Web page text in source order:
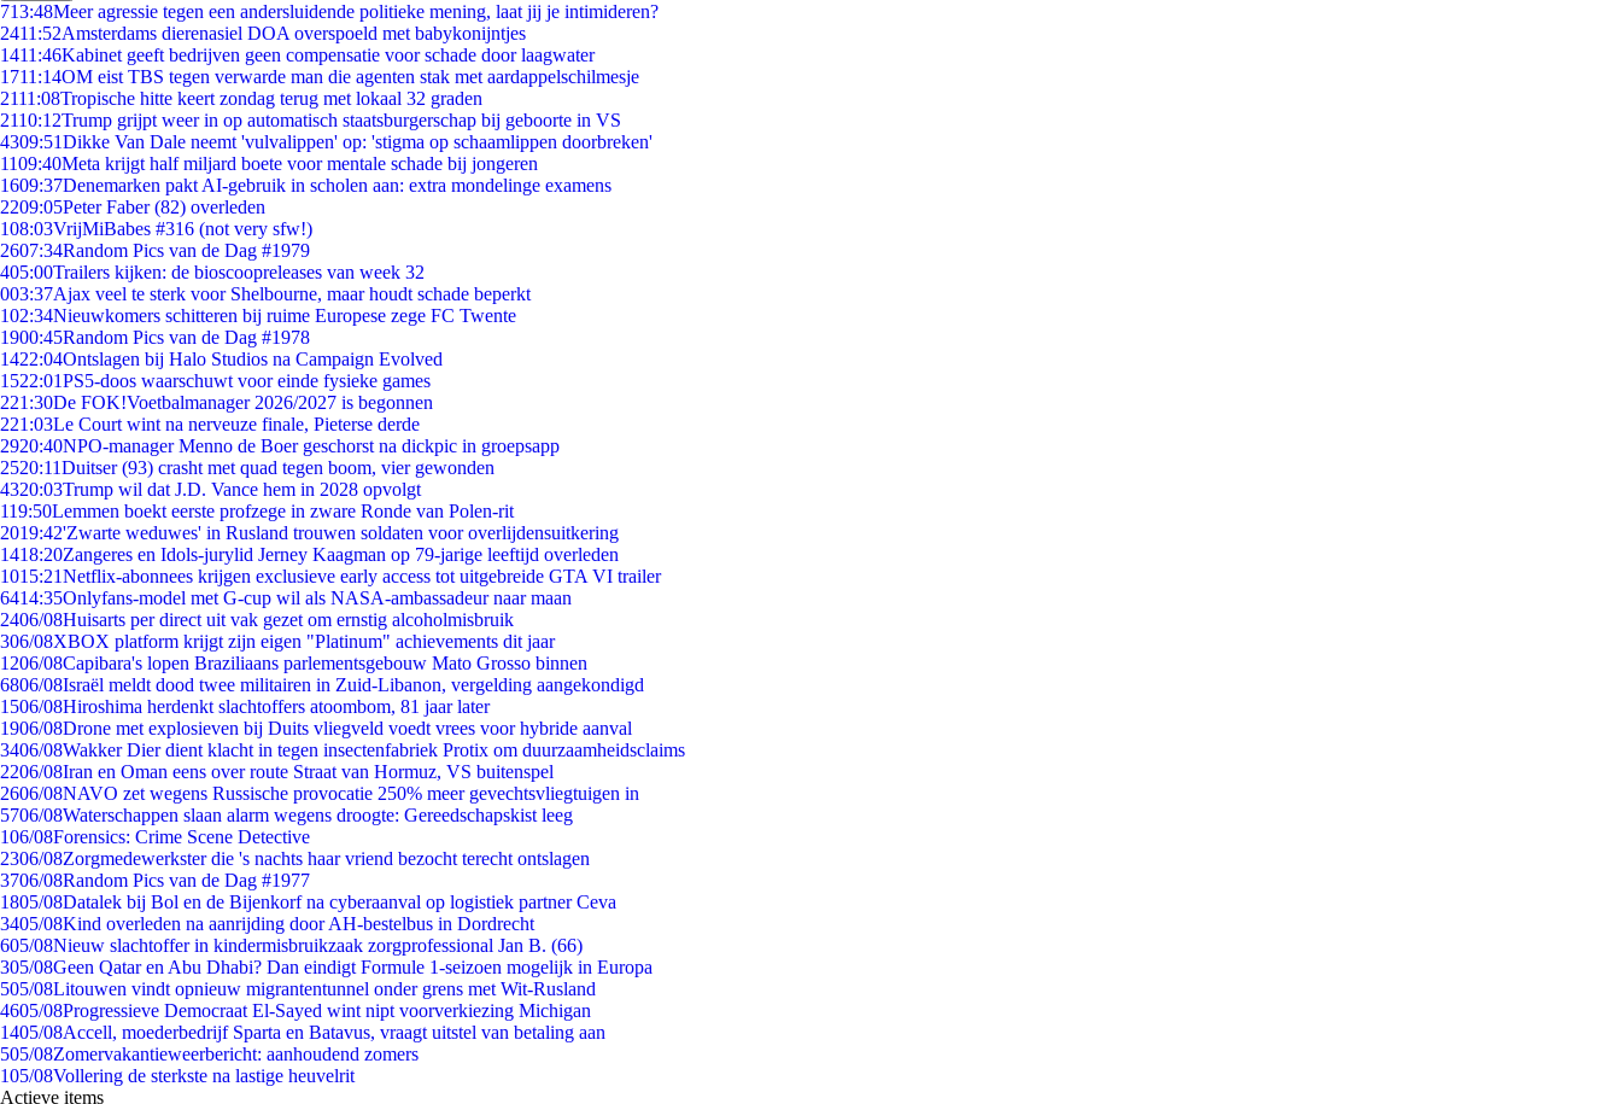
713:48Meer agressie tegen een andersluidende politieke mening, laat jij je intimideren?
2411:52Amsterdams dierenasiel DOA overspoeld met babykonijntjes
1411:46Kabinet geeft bedrijven geen compensatie voor schade door laagwater
1711:14OM eist TBS tegen verwarde man die agenten stak met aardappelschilmesje
2111:08Tropische hitte keert zondag terug met lokaal 32 graden
2110:12Trump grijpt weer in op automatisch staatsburgerschap bij geboorte in VS
4309:51Dikke Van Dale neemt 'vulvalippen' op: 'stigma op schaamlippen doorbreken'
1109:40Meta krijgt half miljard boete voor mentale schade bij jongeren
1609:37Denemarken pakt AI-gebruik in scholen aan: extra mondelinge examens
2209:05Peter Faber (82) overleden
108:03VrijMiBabes #316 (not very sfw!)
2607:34Random Pics van de Dag #1979
405:00Trailers kijken: de bioscoopreleases van week 32
003:37Ajax veel te sterk voor Shelbourne, maar houdt schade beperkt
102:34Nieuwkomers schitteren bij ruime Europese zege FC Twente
1900:45Random Pics van de Dag #1978
1422:04Ontslagen bij Halo Studios na Campaign Evolved
1522:01PS5-doos waarschuwt voor einde fysieke games
221:30De FOK!Voetbalmanager 2026/2027 is begonnen
221:03Le Court wint na nerveuze finale, Pieterse derde
2920:40NPO-manager Menno de Boer geschorst na dickpic in groepsapp
2520:11Duitser (93) crasht met quad tegen boom, vier gewonden
4320:03Trump wil dat J.D. Vance hem in 2028 opvolgt
119:50Lemmen boekt eerste profzege in zware Ronde van Polen-rit
2019:42'Zwarte weduwes' in Rusland trouwen soldaten voor overlijdensuitkering
1418:20Zangeres en Idols-jurylid Jerney Kaagman op 79-jarige leeftijd overleden
1015:21Netflix-abonnees krijgen exclusieve early access tot uitgebreide GTA VI trailer
6414:35Onlyfans-model met G-cup wil als NASA-ambassadeur naar maan
2406/08Huisarts per direct uit vak gezet om ernstig alcoholmisbruik
306/08XBOX platform krijgt zijn eigen "Platinum" achievements dit jaar
1206/08Capibara's lopen Braziliaans parlementsgebouw Mato Grosso binnen
6806/08Israël meldt dood twee militairen in Zuid-Libanon, vergelding aangekondigd
1506/08Hiroshima herdenkt slachtoffers atoombom, 81 jaar later
1906/08Drone met explosieven bij Duits vliegveld voedt vrees voor hybride aanval
3406/08Wakker Dier dient klacht in tegen insectenfabriek Protix om duurzaamheidsclaims
2206/08Iran en Oman eens over route Straat van Hormuz, VS buitenspel
2606/08NAVO zet wegens Russische provocatie 250% meer gevechtsvliegtuigen in
5706/08Waterschappen slaan alarm wegens droogte: Gereedschapskist leeg
106/08Forensics: Crime Scene Detective
2306/08Zorgmedewerkster die 's nachts haar vriend bezocht terecht ontslagen
3706/08Random Pics van de Dag #1977
1805/08Datalek bij Bol en de Bijenkorf na cyberaanval op logistiek partner Ceva
3405/08Kind overleden na aanrijding door AH-bestelbus in Dordrecht
605/08Nieuw slachtoffer in kindermisbruikzaak zorgprofessional Jan B. (66)
305/08Geen Qatar en Abu Dhabi? Dan eindigt Formule 1-seizoen mogelijk in Europa
505/08Litouwen vindt opnieuw migrantentunnel onder grens met Wit-Rusland
4605/08Progressieve Democraat El-Sayed wint nipt voorverkiezing Michigan
1405/08Accell, moederbedrijf Sparta en Batavus, vraagt uitstel van betaling aan
505/08Zomervakantieweerbericht: aanhoudend zomers
105/08Vollering de sterkste na lastige heuvelrit
Actieve items